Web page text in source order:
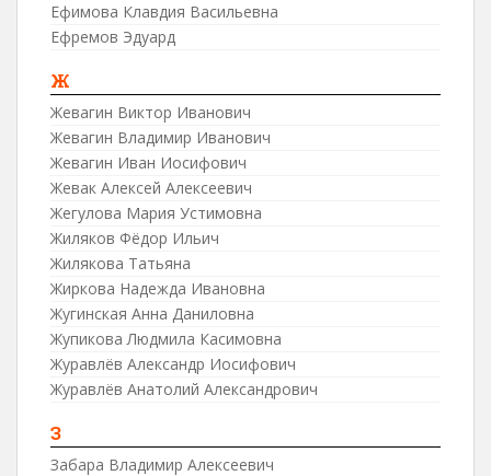
Ефимова Клавдия Васильевна
Ефремов Эдуард
Ж
Жевагин Виктор Иванович
Жевагин Владимир Иванович
Жевагин Иван Иосифович
Жевак Алексей Алексеевич
Жегулова Мария Устимовна
Жиляков Фёдор Ильич
Жилякова Татьяна
Жиркова Надежда Ивановна
Жугинская Анна Даниловна
Жупикова Людмила Касимовна
Журавлёв Александр Иосифович
Журавлёв Анатолий Александрович
З
Забара Владимир Алексеевич